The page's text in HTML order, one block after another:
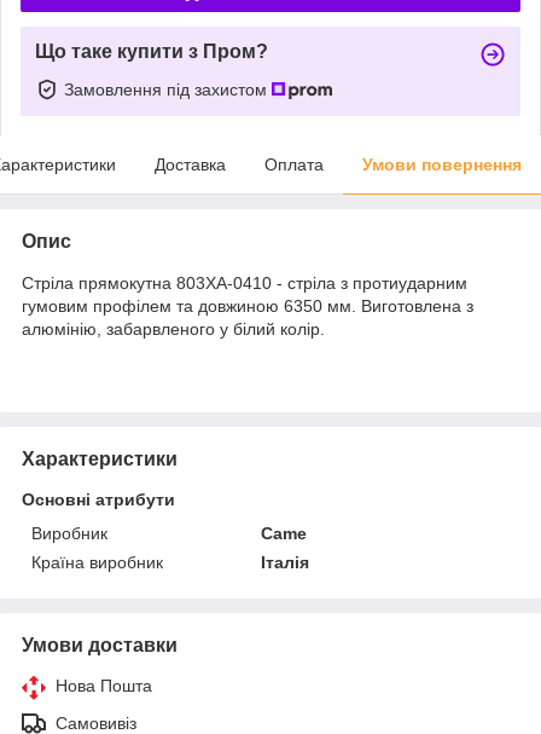
Що таке купити з Пром?
Замовлення під захистом
Доставка Оплата Умови повернення
Опис
Стріла прямокутна 803XA-0410 - стріла з протиударним
гумовим профілем та довжиною 6350 мм. Виготовлена ​​з
алюмінію, забарвленого у білий колір.
Характеристики
Основні атрибути
Виробник
Came
Країна виробник
Італія
Умови доставки
Нова Пошта
Самовивіз